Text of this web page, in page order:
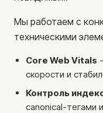
Кейсы
Блог
Контакты
Консультации
Вакансии
Мы работаем с
техническими
Core Web Vitals
скорости и
Контроль
canonical-тегами